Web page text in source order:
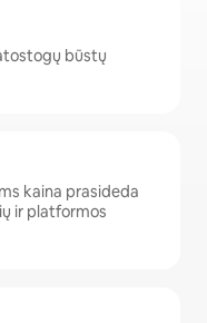
būstų
kaina prasideda
ir platformos